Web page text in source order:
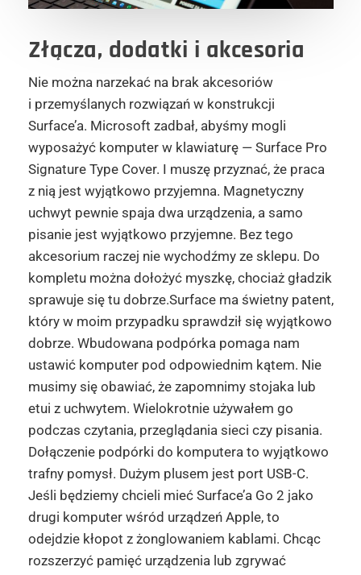
Złącza, dodatki i akcesoria
Nie można narzekać na brak akcesoriów
i przemyślanych rozwiązań w konstrukcji
Surface’a. Microsoft zadbał, abyśmy mogli
wyposażyć komputer w klawiaturę — Surface Pro
Signature Type Cover. I muszę przyznać, że praca
z nią jest wyjątkowo przyjemna. Magnetyczny
uchwyt pewnie spaja dwa urządzenia, a samo
pisanie jest wyjątkowo przyjemne. Bez tego
akcesorium raczej nie wychodźmy ze sklepu. Do
kompletu można dołożyć myszkę, chociaż gładzik
sprawuje się tu dobrze.Surface ma świetny patent,
który w moim przypadku sprawdził się wyjątkowo
dobrze. Wbudowana podpórka pomaga nam
ustawić komputer pod odpowiednim kątem. Nie
musimy się obawiać, że zapomnimy stojaka lub
etui z uchwytem. Wielokrotnie używałem go
podczas czytania, przeglądania sieci czy pisania.
Dołączenie podpórki do komputera to wyjątkowo
trafny pomysł. Dużym plusem jest port USB-C.
Jeśli będziemy chcieli mieć Surface’a Go 2 jako
drugi komputer wśród urządzeń Apple, to
odejdzie kłopot z żonglowaniem kablami. Chcąc
rozszerzyć pamięć urządzenia lub zgrywać